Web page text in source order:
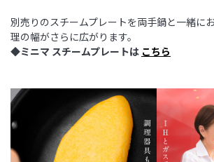
別売りのスチームプレートを両手鍋と一緒に
理の幅がさらに広がります。
◆ミニマ スチームプレートは こちら